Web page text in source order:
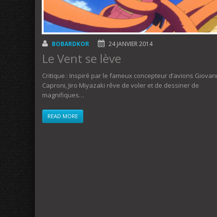
BOBARDKOR 24 JANVIER 2014
Le Vent se lève
Critique : Inspiré par le fameux concepteur d’avions
Caproni, Jiro Miyazaki rêve de voler et de dessiner de
magnifiques…
READ MORE